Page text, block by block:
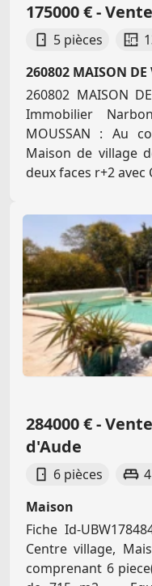
175000 € -
5 pièces
260802 MAISON DE
260802 MAISON
Immobilier
MOUSSAN : Au
Maison de village
deux faces r+2
284000 € -
d'Aude
6 pièces
Maison
Fiche Id-
Centre village,
comprenant 6